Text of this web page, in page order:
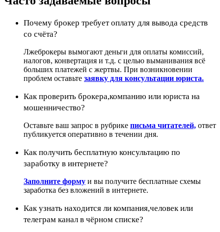
Почему брокер требует оплату для вывода средств
со счёта?
Лжеброкеры вымогают деньги для оплаты комиссий,
налогов, конвертация и т.д. с целью выманивания всё
больших платежей с жертвы. При возникновении
проблем оставьте заявку для консультации юриста.
Как проверить брокера,компанию или юриста на
мошенничество?
Оставьте ваш запрос в рубрике письма читателей, ответ
публикуется оперативно в течении дня.
Как получить бесплатную консультацию по
заработку в интернете?
Заполните форму и вы получите бесплатные схемы
заработка без вложений в интернете.
Как узнать находится ли компания,человек или
телеграм канал в чёрном списке?